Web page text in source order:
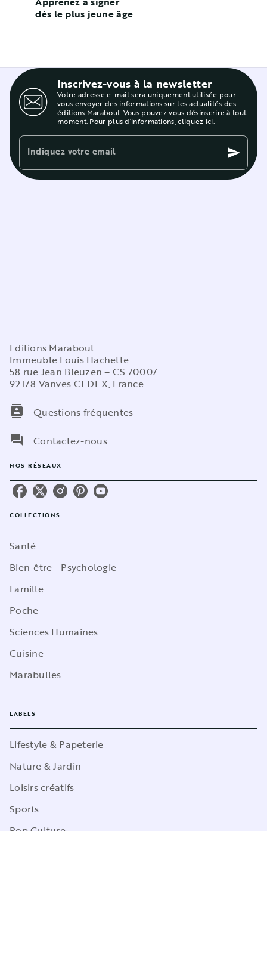
dès le plus jeune âge
Inscrivez-vous à la newsletter
Votre adresse e-mail sera uniquement utilisée pour
vous envoyer des informations sur les actualités des
éditions Marabout. Vous pouvez vous désinscrire à tout
moment. Pour plus d’informations,cliquez ici.
Indiquez votre email send
Editions Marabout
Immeuble Louis Hachette
58 rue Jean Bleuzen – CS 70007
92178 Vanves CEDEX, France
contacts
Questions fréquentes
question_answer
Contactez-nous
NOS RÉSEAUX
COLLECTIONS
Santé
Bien-être - Psychologie
Famille
Poche
Sciences Humaines
Cuisine
Marabulles
LABELS
Lifestyle & Papeterie
Nature & Jardin
Loisirs créatifs
Sports
Pop Culture